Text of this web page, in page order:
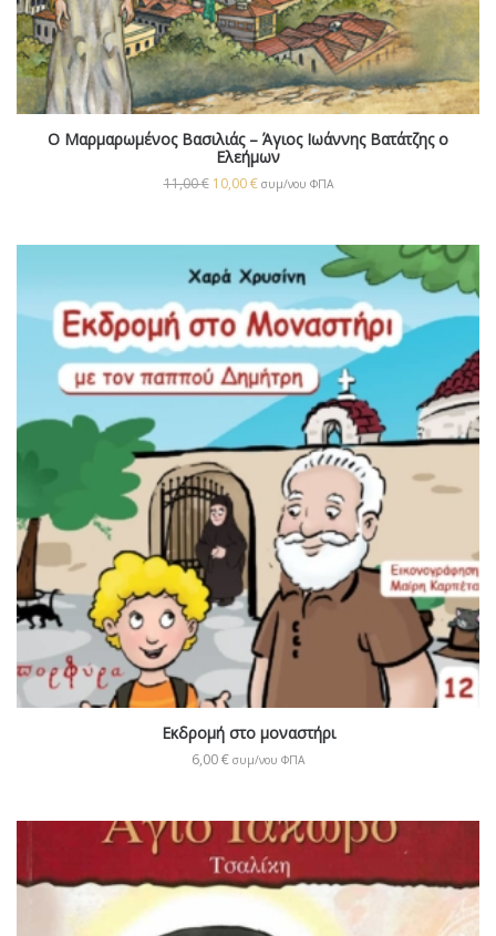
Ο Μαρμαρωμένος Βασιλιάς – Άγιος Ιωάννης Βατάτζης ο
Ελεήμων
11,00€ 10,00€ συμ/νου ΦΠΑ
Εκδρομή στο μοναστήρι
6,00€ συμ/νου ΦΠΑ